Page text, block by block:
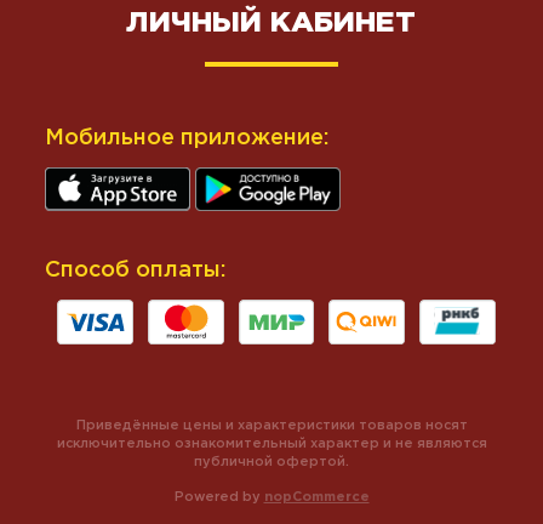
ЛИЧНЫЙ КАБИНЕТ
Мобильное приложение:
Способ оплаты:
Powered by nopCommerce
Приведённые цены и характеристики товаров носят
исключительно ознакомительный характер и не являются
публичной офертой.